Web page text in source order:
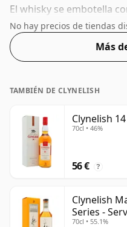
El whisky se embotella
paso por encima del nivel
en el tamaño de botella
No hay precios de tiendas
Más
TAMBIÉN DE CLYNELISH
Clynelish
70cl • 46%
56 € ?
Clynelish
Series -
70cl • 55.1%